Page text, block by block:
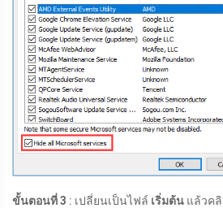
ขั้นตอนที่ 3 : เปลี่ยนเป็นไฟล์ เริ่มต้น แล้วค